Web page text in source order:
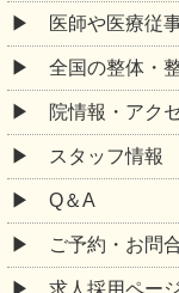
医師や医療従
全国の整体・
院情報・アク
スタッフ情報
Q＆A
ご予約・お問